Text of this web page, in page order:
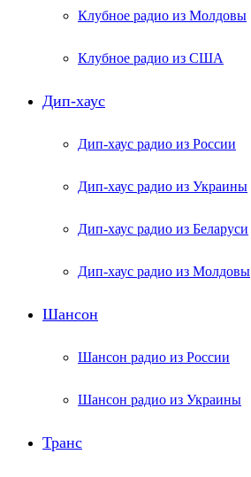
Клубное радио из Молдовы
Клубное радио из США
Дип-хаус
Дип-хаус радио из России
Дип-хаус радио из Украины
Дип-хаус радио из Беларуси
Дип-хаус радио из Молдовы
Шансон
Шансон радио из России
Шансон радио из Украины
Транс